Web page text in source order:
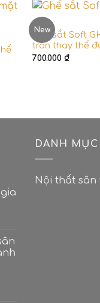
New
Ghế sắt Soft
tròn thay thế
700.000₫
DANH
Nội thất sân